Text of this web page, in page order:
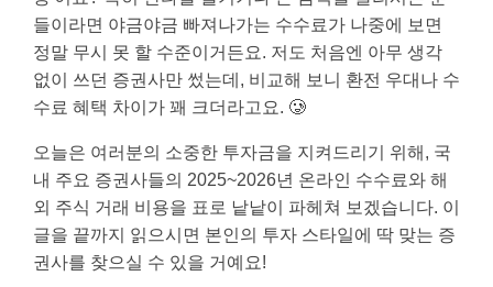
들이라면 야금야금 빠져나가는 수수료가 나중에 보면
정말 무시 못 할 수준이거든요. 저도 처음엔 아무 생각
없이 쓰던 증권사만 썼는데, 비교해 보니 환전 우대나 수
수료 혜택 차이가 꽤 크더라고요. 🥲
오늘은 여러분의 소중한 투자금을 지켜드리기 위해, 국
내 주요 증권사들의 2025~2026년 온라인 수수료와 해
외 주식 거래 비용을 표로 낱낱이 파헤쳐 보겠습니다. 이
글을 끝까지 읽으시면 본인의 투자 스타일에 딱 맞는 증
권사를 찾으실 수 있을 거예요!